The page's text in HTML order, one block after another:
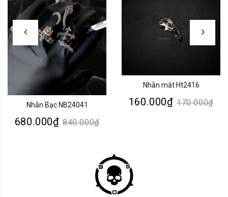
Nhẫn Bạc NB24041
680.000₫ 840.000₫
Nhẫn mắt Ht2416
160.000₫ 170.000₫